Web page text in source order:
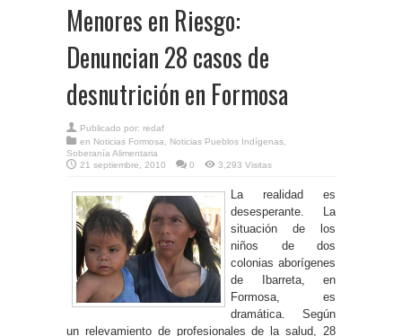
Menores en Riesgo:
Denuncian 28 casos de
desnutrición en Formosa
Publicado por: redaf
en Noticias Formosa Noticias Pueblos Indígenas
Soberanía Alimentaria
21 septiembre, 2010
0 3,293 Visitas
La realidad es
desesperante. La
situación de los
niños de dos
colonias aborígenes
de Ibarreta, en
Formosa, es
dramática. Según
un relevamiento de profesionales de la salud, 28